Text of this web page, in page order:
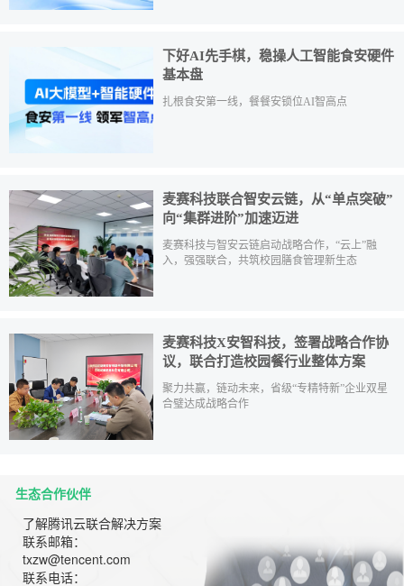
下好AI先手棋，稳操人工智能食安硬件
基本盘
扎根食安第一线，餐餐安锁位AI智高点
麦赛科技联合智安云链，从“单点突破”
向“集群进阶”加速迈进
麦赛科技与智安云链启动战略合作，“云上”融
入，强强联合，共筑校园膳食管理新生态
麦赛科技X安智科技，签署战略合作协
议，联合打造校园餐行业整体方案
聚力共赢，链动未来，省级“专精特新”企业双星
合璧达成战略合作
生态合作伙伴
了解腾讯云联合解决方案
联系邮箱：
txzw@tencent.com
联系电话：